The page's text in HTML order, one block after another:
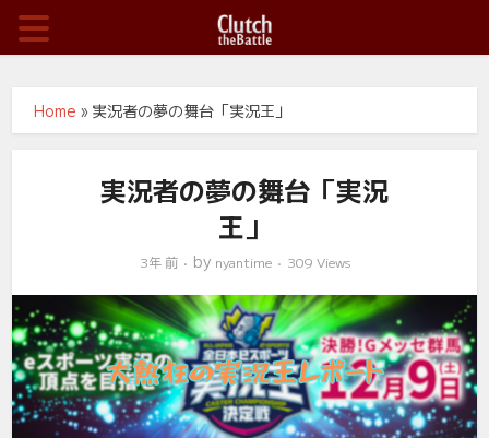
Home » 実況者の夢の舞台「実況王」
実況者の夢の舞台「実況
王」
3年 前 by nyantime 309 Views